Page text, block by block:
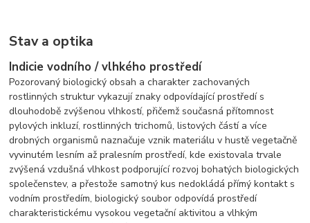
Stav a optika
Indicie vodního / vlhkého prostředí
Pozorovaný biologický obsah a charakter zachovaných
rostlinných struktur vykazují znaky odpovídající prostředí s
dlouhodobě zvýšenou vlhkostí, přičemž současná přítomnost
pylových inkluzí, rostlinných trichomů, listových částí a více
drobných organismů naznačuje vznik materiálu v hustě vegetačně
vyvinutém lesním až pralesním prostředí, kde existovala trvale
zvýšená vzdušná vlhkost podporující rozvoj bohatých biologických
společenstev, a přestože samotný kus nedokládá přímý kontakt s
vodním prostředím, biologický soubor odpovídá prostředí
charakteristickému vysokou vegetační aktivitou a vlhkým